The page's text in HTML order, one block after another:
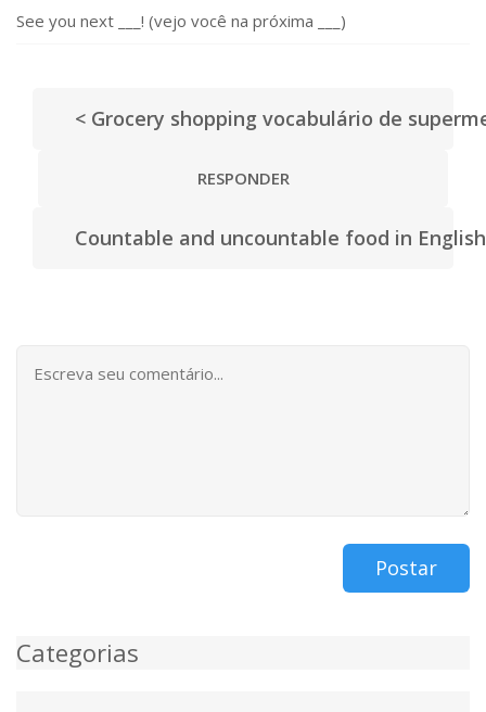
See you next ___! (vejo você na próxima ___)
< Grocery shopping vocabulário de
RESPONDER
Countable and uncountable food in
Postar
Categorias